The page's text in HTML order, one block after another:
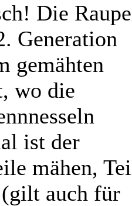
Die
Generation
gemähten
wo die
ist der
mähen,
(gilt auch für